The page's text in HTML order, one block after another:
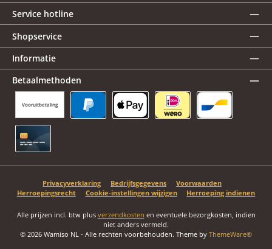
Service hotline
Shopservice
Informatie
Betaalmethoden
Vooruitbetaling
Privacyverklaring Bedrijfsgegevens
Voorwaarden
Herroepingsrecht
Cookie-instellingen wijzigen Herroeping indienen
Alle prijzen incl. btw plus verzendkosten en eventuele bezorgkosten, indien
niet anders vermeld.
© 2026 Wamiso NL - Alle rechten voorbehouden. Theme by ThemeWare®